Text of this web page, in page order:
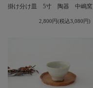
掛け分け皿 5寸 陶器 中嶋窯
2,800円(税込3,080円)